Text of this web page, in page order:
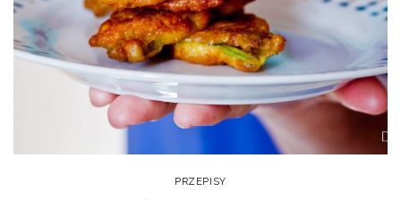
PRZEPISY